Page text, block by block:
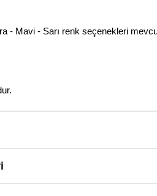
- Mavi - Sarı renk seçenekleri